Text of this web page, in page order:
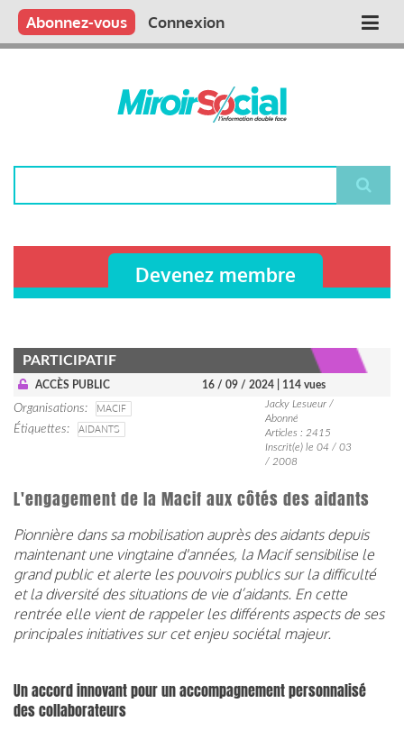
Aller
contenu
Main
Qui sommes nous ?
Vous publiez
Nous publions
Contactez-nous
Abonnez-vous Connexion
Devenez membre
PARTICIPATIF
ACCÈS PUBLIC 16 / 09 / 2024 | 114 vues
Organisations
MACIF
Étiquettes
AIDANTS
Jacky Lesueur /
Abonné
Articles : 2415
Inscrit(e) le 04 / 03
/ 2008
L'engagement de la Macif aux côtés des aidants
Pionnière dans sa mobilisation auprès des aidants depuis
maintenant une vingtaine d'années, la Macif sensibilise le
grand public et alerte les pouvoirs publics sur la difficulté
et la diversité des situations de vie d’aidants. En cette
rentrée elle vient de rappeler les différents aspects de ses
principales initiatives sur cet enjeu sociétal majeur.
Un accord innovant pour un accompagnement personnalisé
des collaborateurs